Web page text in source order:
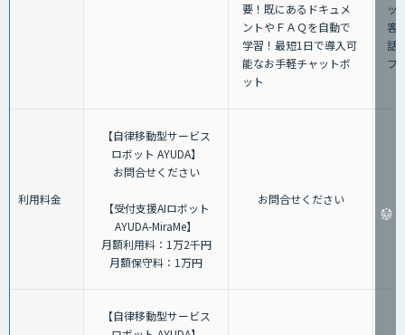
要！既にあるドキュメ
ントやＦＡＱを自動で
学習！最短1日で導入可
能なお手軽チャットボ
ット
ッ
客
話
フ
利用料金
【自律移動型サービス
ロボット AYUDA】
お問合せください
【受付支援AIロボット
AYUDA-MiraMe】
月額利用料：1万2千円
月額保守料：1万円
お問合せください
【自律移動型サービス